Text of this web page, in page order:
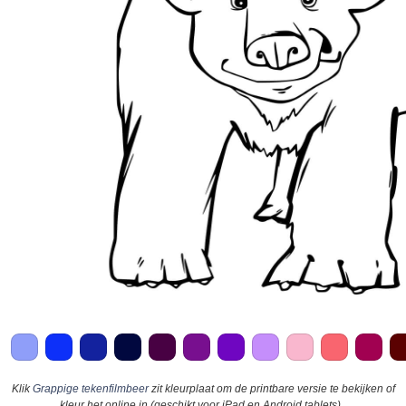
KlikGrappige tekenfilmbeerzit kleurplaat om de printbare versie te bekijken of